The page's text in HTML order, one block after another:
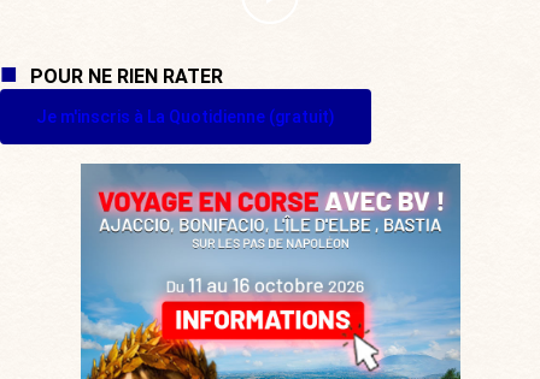
POUR NE RIEN RATER
Je m'inscris à La Quotidienne (gratuit)